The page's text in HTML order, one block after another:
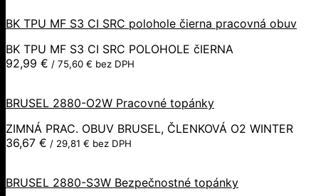
BK TPU MF S3 CI SRC polohole čierna pracovná obuv
BK TPU MF S3 CI SRC POLOHOLE čIERNA
92,99 € / 75,60 € bez DPH
BRUSEL 2880-O2W Pracovné topánky
ZIMNÁ PRAC. OBUV BRUSEL, ČLENKOVÁ O2 WINTER
36,67 € / 29,81 € bez DPH
BRUSEL 2880-S3W Bezpečnostné topánky